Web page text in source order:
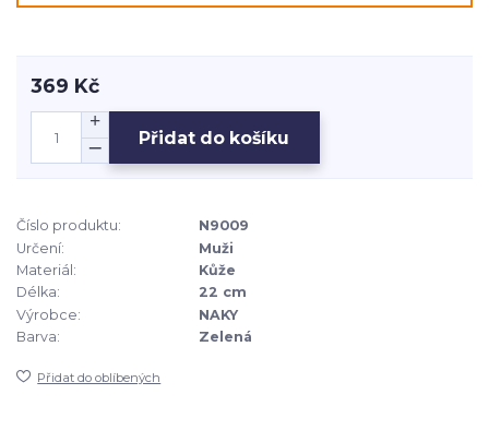
369 Kč
Přidat do košíku
Číslo produktu:
N9009
Určení:
Muži
Materiál:
Kůže
Délka:
22 cm
Výrobce:
NAKY
Barva:
Zelená
Přidat do oblíbených